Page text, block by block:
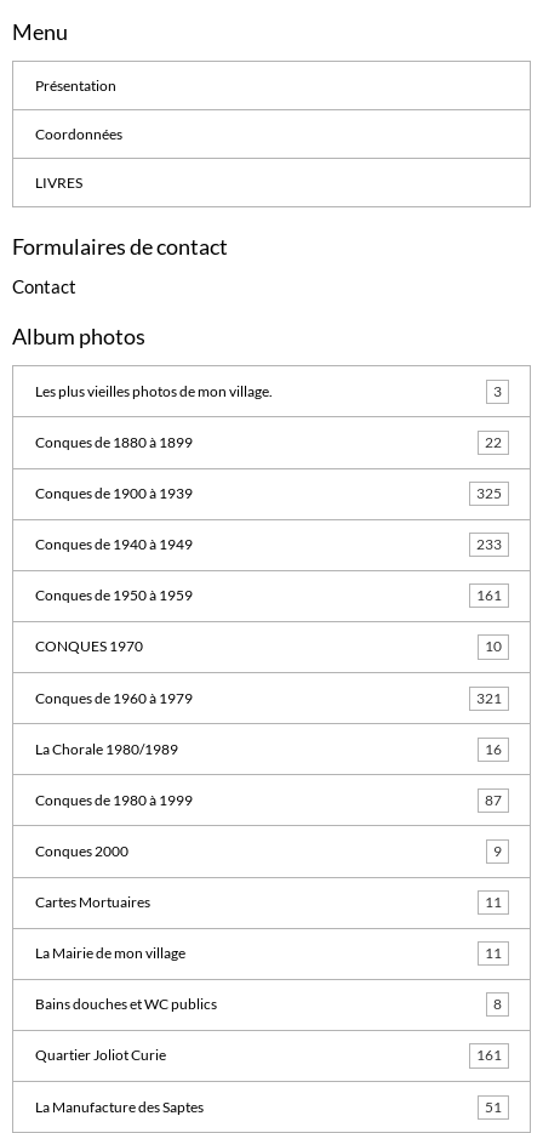
Menu
Présentation
Coordonnées
LIVRES
Formulaires de contact
Contact
Album photos
Les plus vieilles photos de mon village. 3
Conques de 1880 à 1899 22
Conques de 1900 à 1939 325
Conques de 1940 à 1949 233
Conques de 1950 à 1959 161
CONQUES 1970 10
Conques de 1960 à 1979 321
La Chorale 1980/1989 16
Conques de 1980 à 1999 87
Conques 2000 9
Cartes Mortuaires 11
La Mairie de mon village 11
Bains douches et WC publics 8
Quartier Joliot Curie 161
La Manufacture des Saptes 51